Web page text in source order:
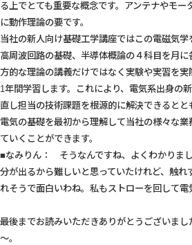
る上でとても重要な概念です。アンテナやモー
に動作理論の要です。
当社の新人向け基礎工学講座ではこの電磁気学
高周波回路の基礎、半導体概論の４科目を月
方的な理論の講義だけではなく実験や実習を
1年間学習します。これにより、電気系出身の
直し担当の技術課題を根源的に解決できると
電気の基礎を最初から理解して当社の様々な
ていくことができます。
■なみりん： そうなんですね、よくわかりま
分が出るから難しいと思っていたけれど、触れ
れそうで面白いわね。私もストローを回して電
最後までお読みいただきありがとうございま
～。